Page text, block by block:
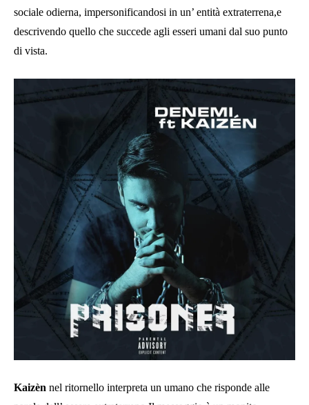
sociale odierna, impersonificandosi in un’ entità extraterrena,e
descrivendo quello che succede agli esseri umani dal suo punto
di vista.
Kaizèn nel ritornello interpreta un umano che risponde alle